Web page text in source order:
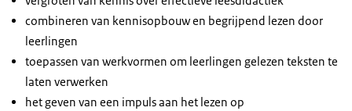
combineren van kennisopbouw en begrijpend lezen door
leerlingen
toepassen van werkvormen om leerlingen gelezen teksten te
laten verwerken
het geven van een impuls aan het lezen op